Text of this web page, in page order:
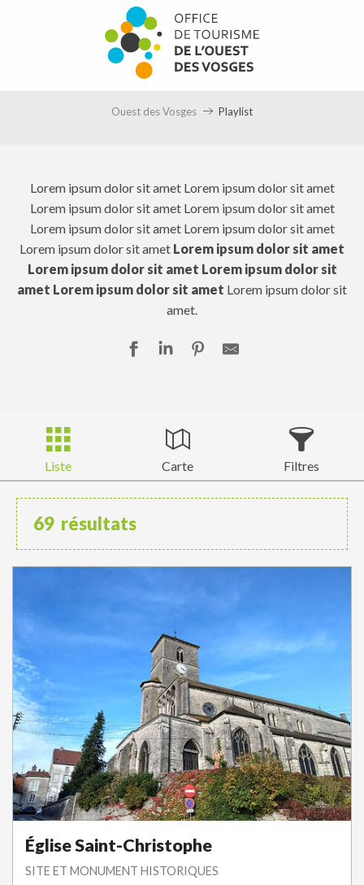
Ouest des Vosges Playlist
Lorem ipsum dolor sit amet Lorem ipsum dolor sit amet
Lorem ipsum dolor sit amet Lorem ipsum dolor sit amet
Lorem ipsum dolor sit amet Lorem ipsum dolor sit amet
Lorem ipsum dolor sit amet Lorem ipsum dolor sit amet
Lorem ipsum dolor sit amet Lorem ipsum dolor sit
amet Lorem ipsum dolor sit amet Lorem ipsum dolor sit
amet.
Liste Carte Filtres
69 résultats
Église Saint-Christophe
SITE ET MONUMENT HISTORIQUES